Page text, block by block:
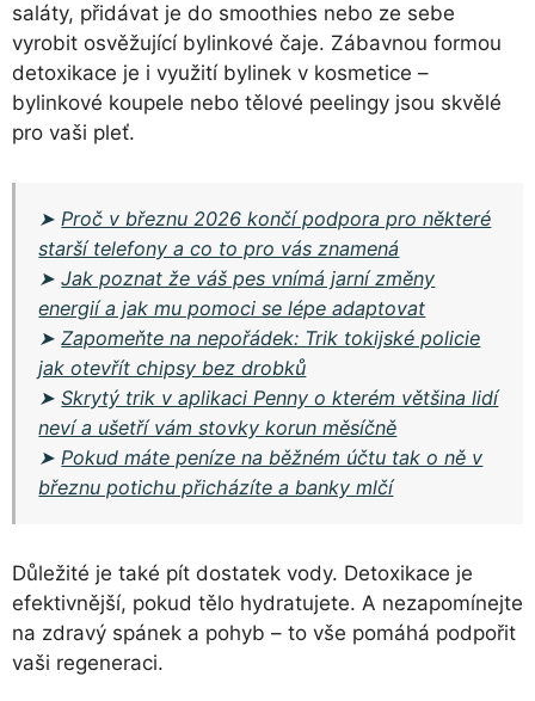
saláty, přidávat je do smoothies nebo ze sebe
vyrobit osvěžující bylinkové čaje. Zábavnou formou
detoxikace je i využití bylinek v kosmetice –
bylinkové koupele nebo tělové peelingy jsou skvělé
pro vaši pleť.
➤Proč v březnu 2026 končí podpora pro některé
starší telefony a co to pro vás znamená
➤Jak poznat že váš pes vnímá jarní změny
energií a jak mu pomoci se lépe adaptovat
➤Zapomeňte na nepořádek: Trik tokijské policie
jak otevřít chipsy bez drobků
➤Skrytý trik v aplikaci Penny o kterém většina lidí
neví a ušetří vám stovky korun měsíčně
➤Pokud máte peníze na běžném účtu tak o ně v
březnu potichu přicházíte a banky mlčí
Důležité je také pít dostatek vody. Detoxikace je
efektivnější, pokud tělo hydratujete. A nezapomínejte
na zdravý spánek a pohyb – to vše pomáhá podpořit
vaši regeneraci.